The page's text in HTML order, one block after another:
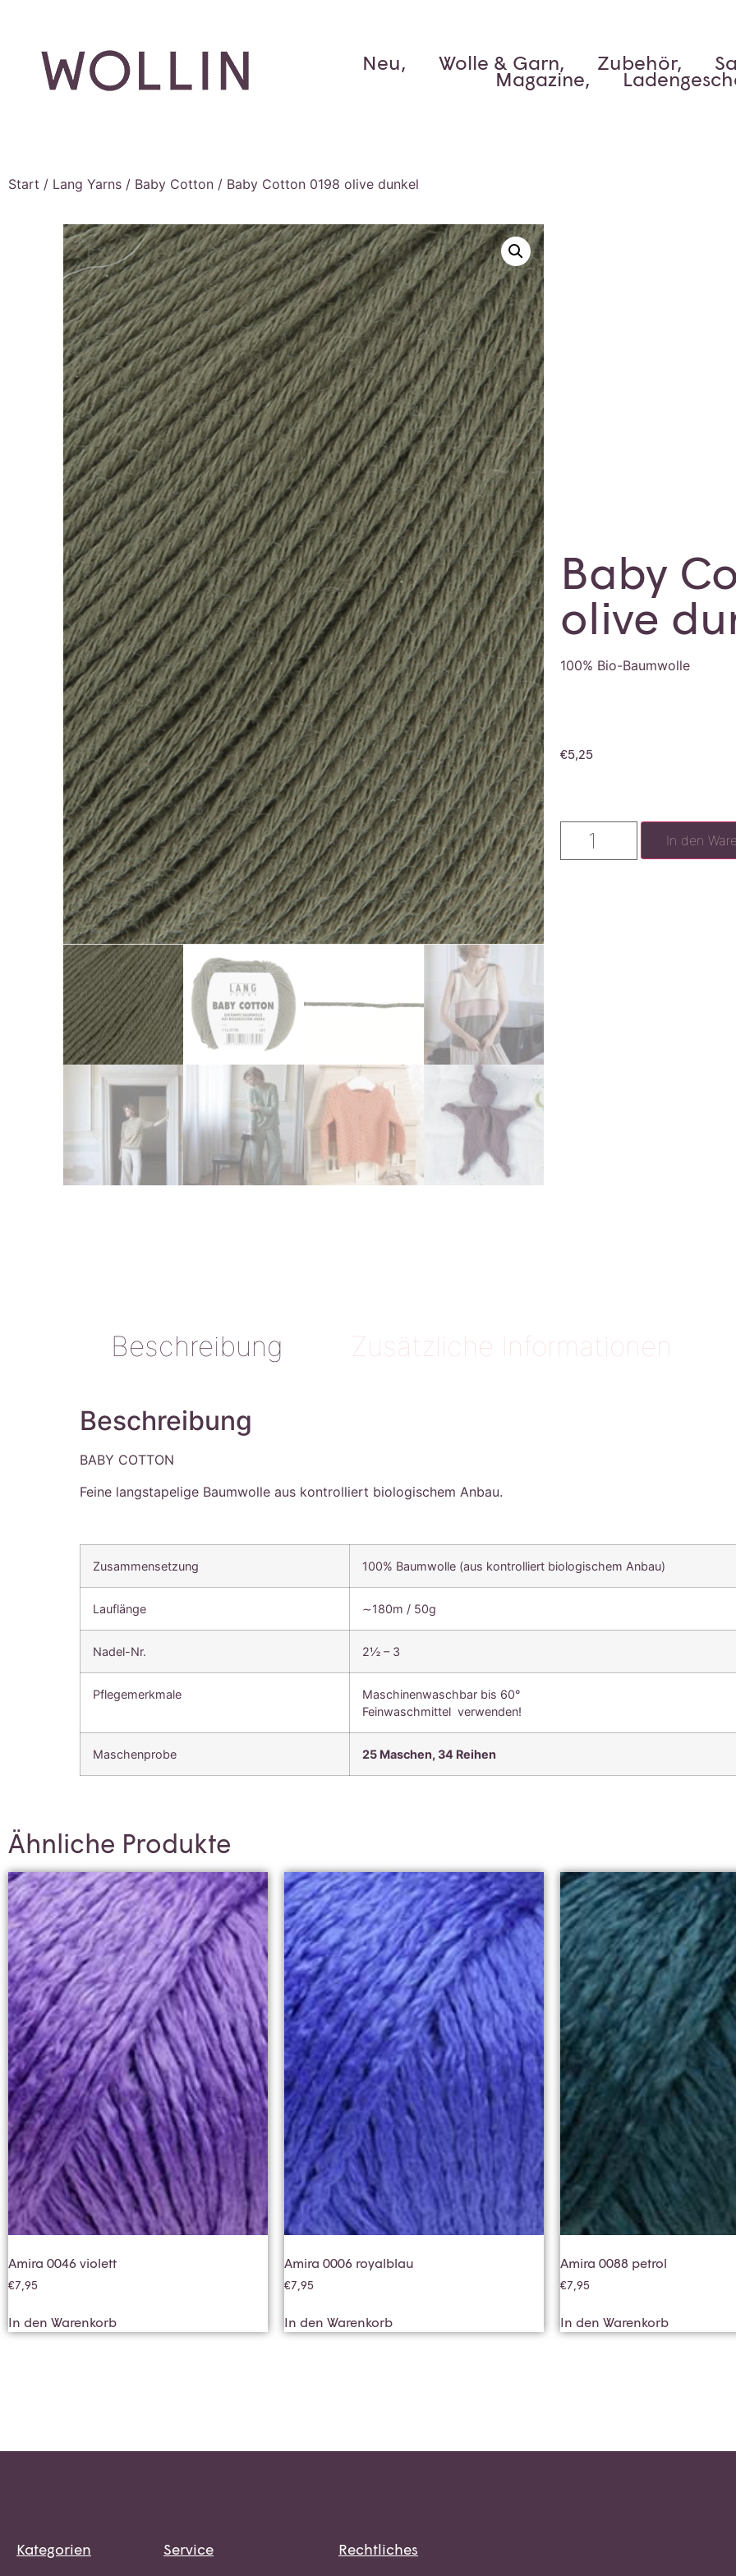
Neu, Wolle & Garn, Zubehör,
Magazine,
Start / Lang Yarns / Baby Cotton / Baby Cotton 0198 olive dunkel
Baby
olive
100% Bio-Baumwolle
€5,25
In den
Beschreibung Zusätzliche Informationen
Beschreibung
BABY COTTON
Feine langstapelige Baumwolle aus kontrolliert biologischem Anbau.
Zusammensetzung 100% Baumwolle (aus kontrolliert biologischem Anbau)
Lauflänge ∼180m / 50g
Nadel-Nr. 2½ – 3
Pflegemerkmale
Maschinenwaschbar bis 60°
Feinwaschmittel verwenden!
Maschenprobe 25 Maschen, 34 Reihen
Ähnliche Produkte
Amira 0046 violett
€7,95
In den Warenkorb
Amira 0006 royalblau
€7,95
In den Warenkorb
Amira 0088 petrol
€7,95
In den Warenkorb
Kategorien Service Rechtliches